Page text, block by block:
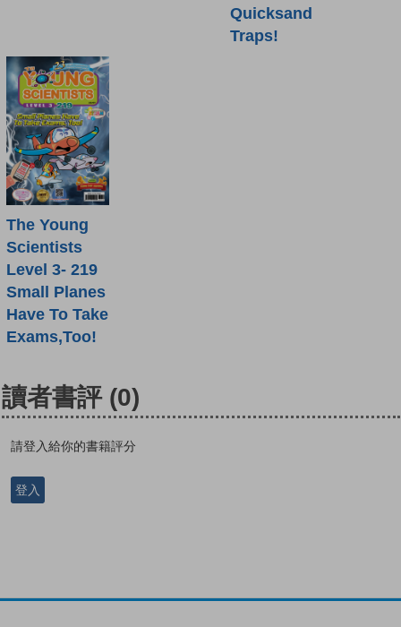
Quicksand
Traps!
The Young
Scientists
Level 3- 219
Small Planes
Have To Take
Exams,Too!
讀者書評 (0)
請登入給你的書籍評分
登入